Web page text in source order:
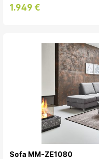
1.949 €
Sofa MM-ZE1080